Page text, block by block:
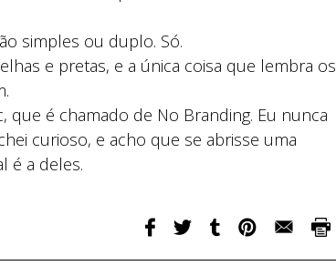
simples ou duplo. Só.
e pretas, e a única coisa que lembra os
que é chamado de No Branding. Eu nunca
curioso, e acho que se abrisse uma
é a deles.